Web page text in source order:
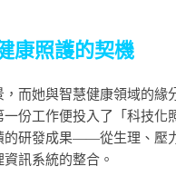
康照護的契機
而她與智慧健康領域的緣
份工作便投入了「科技化
的研發成果——從生理、壓
訊系統的整合。